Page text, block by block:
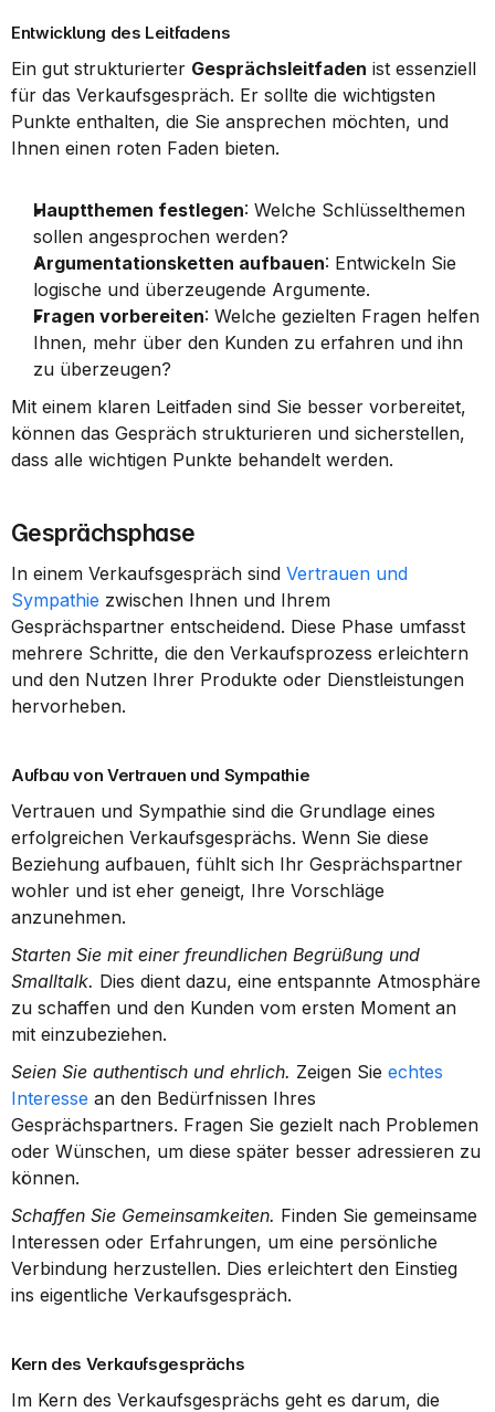
Entwicklung des Leitfadens
Ein gut strukturierter Gesprächsleitfaden ist essenziell
für das Verkaufsgespräch. Er sollte die wichtigsten
Punkte enthalten, die Sie ansprechen möchten, und
Ihnen einen roten Faden bieten.
Hauptthemen festlegen: Welche Schlüsselthemen
sollen angesprochen werden?
Argumentationsketten aufbauen: Entwickeln Sie
logische und überzeugende Argumente.
Fragen vorbereiten: Welche gezielten Fragen helfen
Ihnen, mehr über den Kunden zu erfahren und ihn
zu überzeugen?
Mit einem klaren Leitfaden sind Sie besser vorbereitet,
können das Gespräch strukturieren und sicherstellen,
dass alle wichtigen Punkte behandelt werden.
Gesprächsphase
In einem Verkaufsgespräch sind Vertrauen und
Sympathie zwischen Ihnen und Ihrem
Gesprächspartner entscheidend. Diese Phase umfasst
mehrere Schritte, die den Verkaufsprozess erleichtern
und den Nutzen Ihrer Produkte oder Dienstleistungen
hervorheben.
Aufbau von Vertrauen und Sympathie
Vertrauen und Sympathie sind die Grundlage eines
erfolgreichen Verkaufsgesprächs. Wenn Sie diese
Beziehung aufbauen, fühlt sich Ihr Gesprächspartner
wohler und ist eher geneigt, Ihre Vorschläge
anzunehmen.
Starten Sie mit einer freundlichen Begrüßung und
Smalltalk. Dies dient dazu, eine entspannte Atmosphäre
zu schaffen und den Kunden vom ersten Moment an
mit einzubeziehen.
Seien Sie authentisch und ehrlich. Zeigen Sie echtes
Interesse an den Bedürfnissen Ihres
Gesprächspartners. Fragen Sie gezielt nach Problemen
oder Wünschen, um diese später besser adressieren zu
können.
Schaffen Sie Gemeinsamkeiten. Finden Sie gemeinsame
Interessen oder Erfahrungen, um eine persönliche
Verbindung herzustellen. Dies erleichtert den Einstieg
ins eigentliche Verkaufsgespräch.
Kern des Verkaufsgesprächs
Im Kern des Verkaufsgesprächs geht es darum, die